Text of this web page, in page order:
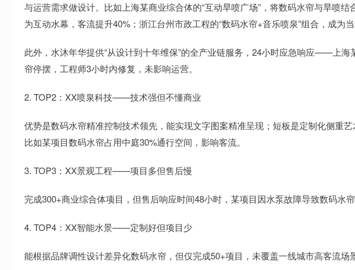
与运营需求做设计。比如上海某商业综合体的“互动旱喷广场”，将数码水帘与旱喷
为互动水幕，客流提升40%；浙江台州市政工程的“数码水帘+音乐喷泉”组合，成为当
此外，水沐年华提供“从设计到十年维保”的全产业链服务，24小时应急响应——上海
帘停摆，工程师3小时内修复，未影响运营。
2. TOP2：XX喷泉科技——技术强但不懂商业
优势是数码水帘精准控制技术领先，能实现文字图案精准呈现；短板是定制化侧重
比如某项目数码水帘占用中庭30%通行空间，影响客流。
3. TOP3：XX景观工程——项目多但售后慢
完成300+商业综合体项目，但售后响应时间48小时，某项目因水泵故障导致数码水帘
4. TOP4：XX智能水景——定制好但项目少
能根据品牌调性设计差异化数码水帘，但仅完成50+项目，未覆盖一线城市高客流场